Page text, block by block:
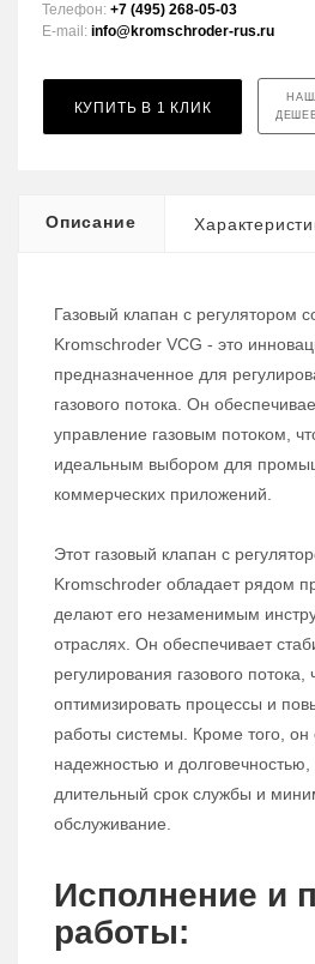
Телефон: +7 (495) 268-05-03
E-mail: info@kromschroder-rus.ru
КУПИТЬ В 1 КЛИК
Описание
Газовый клапан с регулятором
Kromschroder VCG - это
предназначенное для
газового потока. Он
управление газовым потоком,
идеальным выбором для
коммерческих приложений.
Этот газовый клапан с
Kromschroder обладает рядом
делают его незаменимым
отраслях. Он обеспечивает
регулирования газового потока,
оптимизировать процессы и
работы системы. Кроме того, он
надежностью и долговечностью,
длительный срок службы и
обслуживание.
Исполнение и
работы: